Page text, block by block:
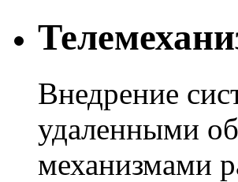
Внедрение
удаленными
механизмами